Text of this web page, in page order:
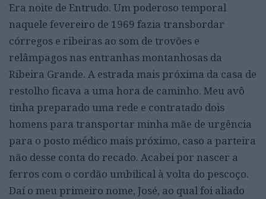
Era noite de Entrudo. Um poderoso temporal
naquele fevereiro de 1969 fazia transbordar
córregos e ribeiras ao som de trovões e
relâmpagos nas entranhas montanhosas da
Ribeira Grande. A estrada mais próxima da casa de
restolho ficava a uma hora de caminho. Meu avô
tinha preparado uma rede e contratado dois
homens para transportar minha mãe de urgência
para o posto médico mais próximo, caso a parteira
não desse conta do recado. Acabei por nascer a
ferros com o cordão umbilical à volta do pescoço.
Daí o meu primeiro nome, José, ao qual foi aliado